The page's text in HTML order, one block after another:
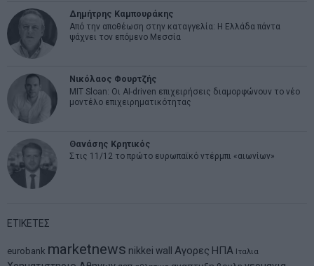
Δημήτρης Καμπουράκης
Από την αποθέωση στην καταγγελία: Η Ελλάδα πάντα
ψάχνει τον επόμενο Μεσσία
Νικόλαος Φουρτζής
MIT Sloan: Οι AI-driven επιχειρήσεις διαμορφώνουν το νέο
μοντέλο επιχειρηματικότητας
Θανάσης Κρητικός
Στις 11/12 το πρώτο ευρωπαϊκό ντέρμπι «αιωνίων»
ΕΤΙΚΕΤΕΣ
eurobank marketnews nikkei wall Αγορες ΗΠΑ Ιταλια